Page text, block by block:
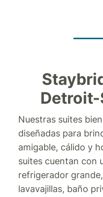
Nuestras suites
diseñadas para
amigable, cálido y
suites cuentan con
refrigerador
lavavajillas, baño